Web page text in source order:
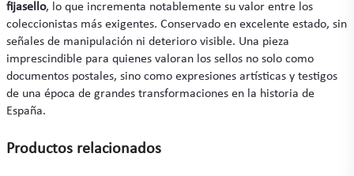
fijasello, lo que incrementa notablemente su valor entre los
coleccionistas más exigentes. Conservado en excelente estado, sin
señales de manipulación ni deterioro visible. Una pieza
imprescindible para quienes valoran los sellos no solo como
documentos postales, sino como expresiones artísticas y testigos
de una época de grandes transformaciones en la historia de
España.
Productos relacionados